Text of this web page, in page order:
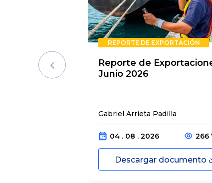
REPORTE DE EXPORTACIÓN
Reporte de
Junio 2026
Gabriel Arrieta Padilla
04 . 08 . 2026 266
Descargar documento